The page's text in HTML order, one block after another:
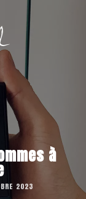
à
2023